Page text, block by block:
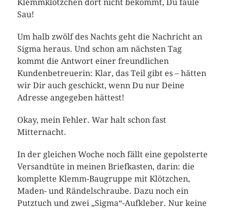
Klemmklötzchen dort nicht bekommt, Du faule
Sau!
Um halb zwölf des Nachts geht die Nachricht an
Sigma heraus. Und schon am nächsten Tag
kommt die Antwort einer freundlichen
Kundenbetreuerin: Klar, das Teil gibt es – hätten
wir Dir auch geschickt, wenn Du nur Deine
Adresse angegeben hättest!
Okay, mein Fehler. War halt schon fast
Mitternacht.
In der gleichen Woche noch fällt eine gepolsterte
Versandtüte in meinen Briefkasten, darin: die
komplette Klemm-Baugruppe mit Klötzchen,
Maden- und Rändelschraube. Dazu noch ein
Putztuch und zwei „Sigma“-Aufkleber. Nur keine